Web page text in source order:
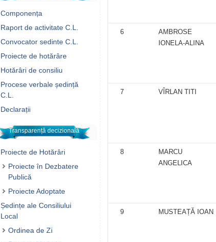
6
AMBROSE
IONELA-ALINA
7 VÎRLAN TITI
8
MARCU
ANGELICA
9 MUSTEAȚĂ IOAN
Componența
Raport de activitate C.L.
Convocator sedinte C.L.
Proiecte de hotărâre
Hotărâri de consiliu
Procese verbale ședință
C.L.
Declarații
Transparență decizională
Proiecte de Hotărâri
Proiecte în Dezbatere
Publică
Proiecte Adoptate
Ședințe ale Consiliului
Local
Ordinea de Zi